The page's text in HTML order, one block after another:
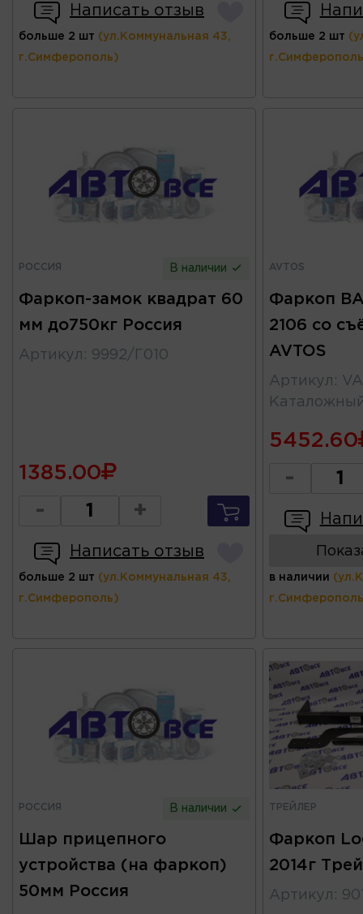
Написать отзыв
больше 2 шт (ул.Коммунальная 43,
г.Симферополь)
больше 2 шт
РОССИЯ В наличии
Фаркоп-замок квадрат 60
мм до750кг Россия
Артикул : 9992/Г010
1385.00
- +
Написать отзыв
больше 2 шт (ул.Коммунальная 43,
г.Симферополь)
AVTOS
Фаркоп
2106 со
AVTOS
Артикул :
5452.60
-
в наличии
РОССИЯ В наличии
Шар прицепного
устройства (на фаркоп)
50мм Россия
ТРЕЙЛЕР
Фаркоп
2014г
Артикул :